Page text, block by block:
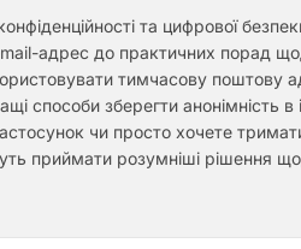
та цифрової
адрес до практичних порад
тимчасову поштову
способи зберегти анонімність в
чи просто хочете
приймати розумніші рішення